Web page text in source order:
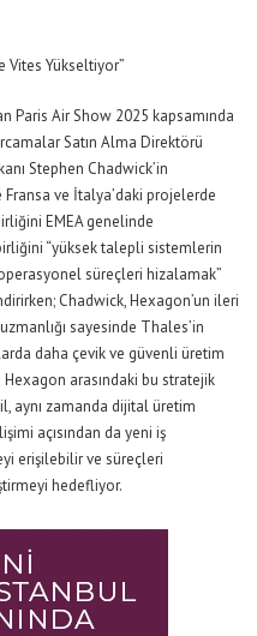
Vites Yükseltiyor”
Paris AirShow 2025 kapsamında
Satın Alma Direktörü
Stephen Chadwick’in
Fransa ve İtalya’daki projelerde
EMEA genelinde
“yüksek talepli sistemlerin
süreçleri hizalamak”
Chadwick,Hexagon’un ileri
uzmanlığı sayesinde Thales’in
daha çevik ve güvenli üretim
Hexagon arasındaki bu stratejik
aynı zamanda dijital üretim
açısından da yeni iş
erişilebilir ve süreçleri
hedefliyor.